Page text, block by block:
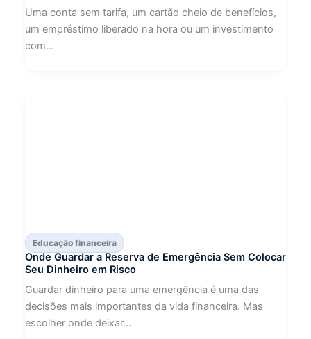
Uma conta sem tarifa, um cartão cheio de benefícios,
um empréstimo liberado na hora ou um investimento
com...
Educação financeira
Onde Guardar a Reserva de Emergência Sem Colocar
Seu Dinheiro em Risco
Guardar dinheiro para uma emergência é uma das
decisões mais importantes da vida financeira. Mas
escolher onde deixar...